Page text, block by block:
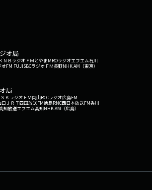
オ局
ＮＢラジオ ＦＭとやまMROラジオエフエム石川
オFM FUJISBCラジオ ＦＭ長野NHK AM（東京）
局
ＳＫラジオ ＦＭ岡山RCCラジオ広島FM
口 ＪＲＴ四国放送FM徳島RNC西日本放送FM香川
知放送エフエム高知NHK AM（広島）